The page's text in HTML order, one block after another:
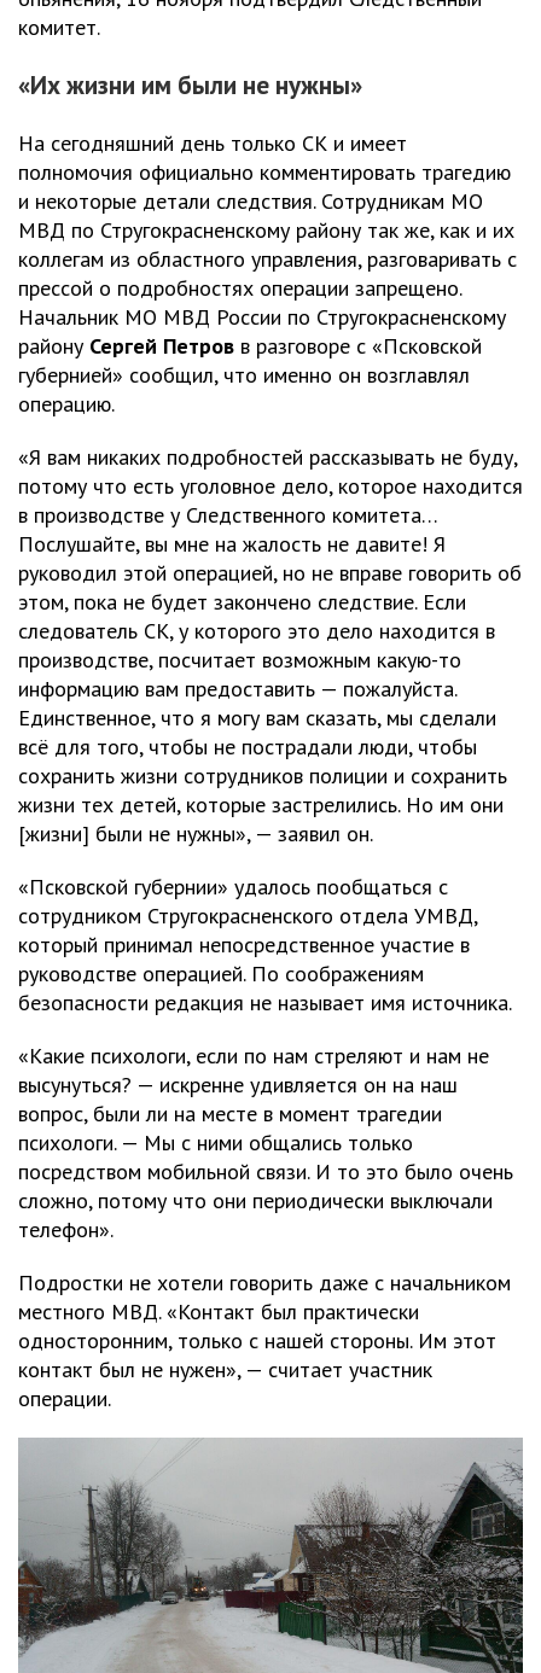
комитет.
«Их жизни им были не нужны»
На сегодняшний день только СК и имеет
полномочия официально комментировать трагедию
и некоторые детали следствия. Сотрудникам МО
МВД по Стругокрасненскому району так же, как и их
коллегам из областного управления, разговаривать с
прессой о подробностях операции запрещено.
Начальник МО МВД России по Стругокрасненскому
району Сергей Петров в разговоре с «Псковской
губернией» сообщил, что именно он возглавлял
операцию.
«Я вам никаких подробностей рассказывать не буду,
потому что есть уголовное дело, которое находится
в производстве у Следственного комитета…
Послушайте, вы мне на жалость не давите! Я
руководил этой операцией, но не вправе говорить об
этом, пока не будет закончено следствие. Если
следователь СК, у которого это дело находится в
производстве, посчитает возможным какую-то
информацию вам предоставить — пожалуйста.
Единственное, что я могу вам сказать, мы сделали
всё для того, чтобы не пострадали люди, чтобы
сохранить жизни сотрудников полиции и сохранить
жизни тех детей, которые застрелились. Но им они
[жизни] были не нужны», — заявил он.
«Псковской губернии» удалось пообщаться с
сотрудником Стругокрасненского отдела УМВД,
который принимал непосредственное участие в
руководстве операцией. По соображениям
безопасности редакция не называет имя источника.
«Какие психологи, если по нам стреляют и нам не
высунуться? — искренне удивляется он на наш
вопрос, были ли на месте в момент трагедии
психологи. — Мы с ними общались только
посредством мобильной связи. И то это было очень
сложно, потому что они периодически выключали
телефон».
Подростки не хотели говорить даже с начальником
местного МВД. «Контакт был практически
односторонним, только с нашей стороны. Им этот
контакт был не нужен», — считает участник
операции.